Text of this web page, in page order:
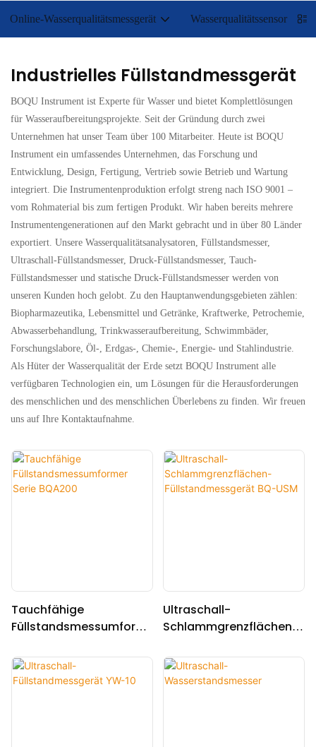
Online-Wasserqualitätsmessgerät Wasserqualitätssensor
Industrielles Füllstandmessgerät
BOQU Instrument ist Experte für Wasser und bietet Komplettlösungen
für Wasseraufbereitungsprojekte. Seit der Gründung durch zwei
Unternehmen hat unser Team über 100 Mitarbeiter. Heute ist BOQU
Instrument ein umfassendes Unternehmen, das Forschung und
Entwicklung, Design, Fertigung, Vertrieb sowie Betrieb und Wartung
integriert. Die Instrumentenproduktion erfolgt streng nach ISO 9001 –
vom Rohmaterial bis zum fertigen Produkt. Wir haben bereits mehrere
Instrumentengenerationen auf den Markt gebracht und in über 80 Länder
exportiert. Unsere Wasserqualitätsanalysatoren, Füllstandsmesser,
Ultraschall-Füllstandsmesser, Druck-Füllstandsmesser, Tauch-
Füllstandsmesser und statische Druck-Füllstandsmesser werden von
unseren Kunden hoch gelobt. Zu den Hauptanwendungsgebieten zählen:
Biopharmazeutika, Lebensmittel und Getränke, Kraftwerke, Petrochemie,
Abwasserbehandlung, Trinkwasseraufbereitung, Schwimmbäder,
Forschungslabore, Öl-, Erdgas-, Chemie-, Energie- und Stahlindustrie.
Als Hüter der Wasserqualität der Erde setzt BOQU Instrument alle
verfügbaren Technologien ein, um Lösungen für die Herausforderungen
des menschlichen und des menschlichen Überlebens zu finden. Wir freuen
uns auf Ihre Kontaktaufnahme.
Tauchfähige
Füllstandsmessumform
Ultraschall-
Schlammgrenzflächen-
USM